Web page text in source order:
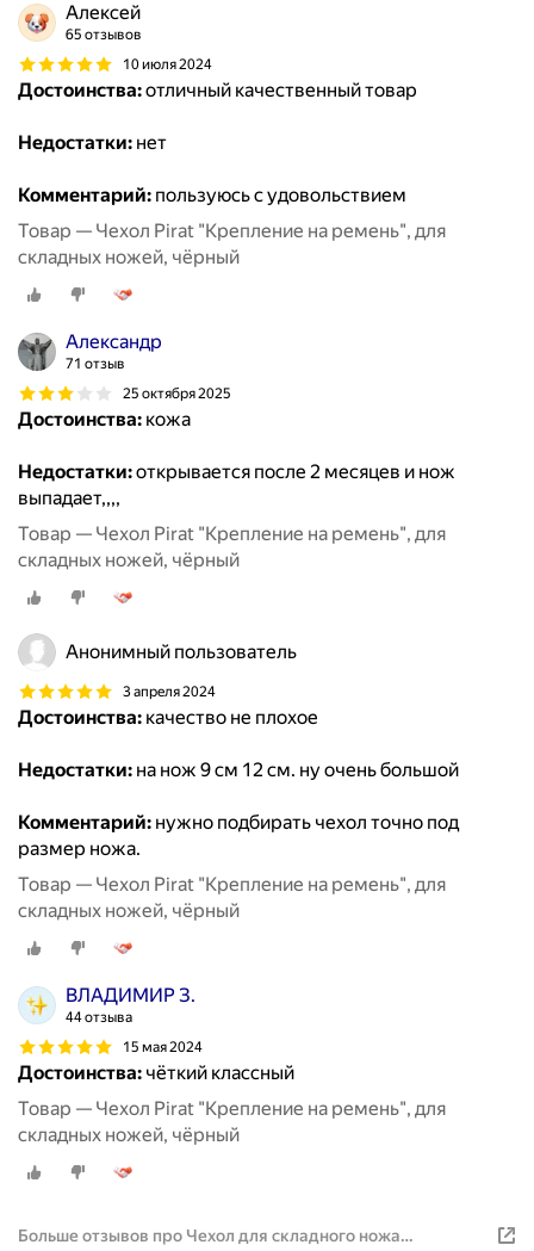
Алексей
65 отзывов
10 июля 2024
Достоинства:отличный качественный товар
Недостатки: нет
Комментарий: пользуюсь с удовольствием
Товар — Чехол Pirat "Крепление на ремень", для
складных ножей, чёрный
Александр
71 отзыв
25 октября 2025
Достоинства: кожа
Недостатки:открывается после 2 месяцев и нож
выпадает,,,,
Товар — Чехол Pirat "Крепление на ремень", для
складных ножей, чёрный
Анонимный пользователь
3 апреля 2024
Достоинства: качество не плохое
Недостатки: на нож 9 см 12 см. ну очень большой
Комментарий: нужно подбирать чехол точно под
размер ножа.
Товар — Чехол Pirat "Крепление на ремень", для
складных ножей, чёрный
ВЛАДИМИР З.
44 отзыва
15 мая 2024
Достоинства: чёткий классный
Товар — Чехол Pirat "Крепление на ремень", для
складных ножей, чёрный
Больше отзывов про Чехол для складного ножа